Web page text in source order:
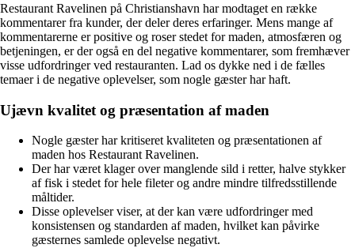
Restaurant Ravelinen på Christianshavn har modtaget en række
kommentarer fra kunder, der deler deres erfaringer. Mens mange af
kommentarerne er positive og roser stedet for maden, atmosfæren og
betjeningen, er der også en del negative kommentarer, som fremhæver
visse udfordringer ved restauranten. Lad os dykke ned i de fælles
temaer i de negative oplevelser, som nogle gæster har haft.
Ujævn kvalitet og præsentation af maden
Nogle gæster har kritiseret kvaliteten og præsentationen af
maden hos Restaurant Ravelinen.
Der har været klager over manglende sild i retter, halve stykker
af fisk i stedet for hele fileter og andre mindre tilfredsstillende
måltider.
Disse oplevelser viser, at der kan være udfordringer med
konsistensen og standarden af maden, hvilket kan påvirke
gæsternes samlede oplevelse negativt.